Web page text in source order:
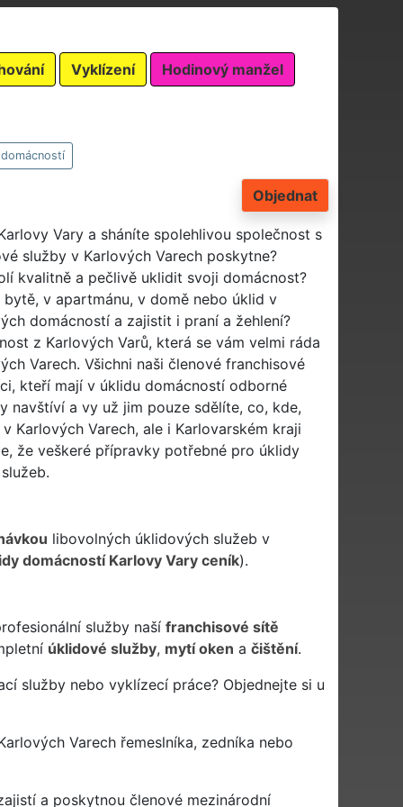
Vyklízení Hodinový manžel
Objednat
Vary a sháníte spolehlivou společnost s
služby v Karlových Varech poskytne?
kvalitně a pečlivě uklidit svoji domácnost?
v apartmánu, v domě nebo úklid v
domácností a zajistit i praní a žehlení?
z Karlových Varů, která se vám velmi ráda
Varech. Všichni naši členové franchisové
kteří mají v úklidu domácností odborné
navštíví a vy už jim pouze sdělíte, co, kde,
Karlových Varech, ale i Karlovarském kraji
že veškeré přípravky potřebné pro úklidy
libovolných úklidových služeb v
domácností Karlovy Vary ceník).
služby naší franchisové sítě
úklidové služby, mytí oken a čištění.
služby nebo vyklízecí práce? Objednejte si u
Varech řemeslníka, zedníka nebo
a poskytnou členové mezinárodní